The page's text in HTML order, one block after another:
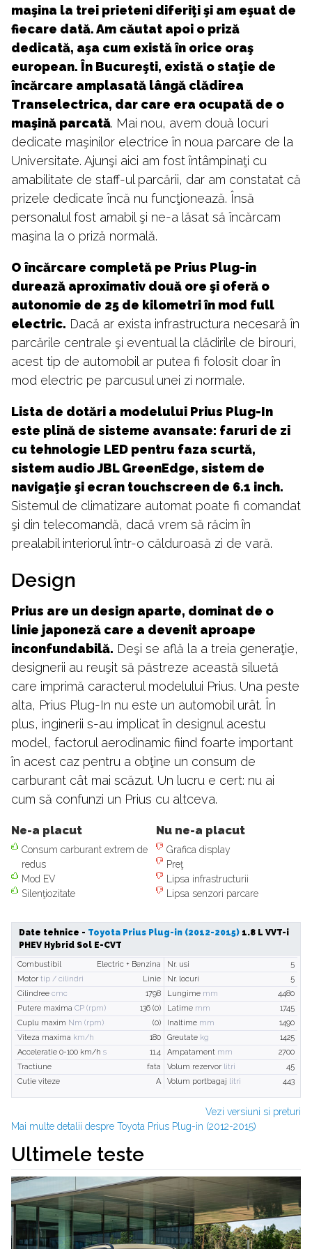
maşina la trei prieteni diferiţi şi am eşuat de
fiecare dată. Am căutat apoi o priză
dedicată, aşa cum există în orice oraş
european. În Bucureşti, există o staţie de
încărcare amplasată lângă clădirea
Transelectrica, dar care era ocupată de o
maşină parcată. Mai nou, avem două locuri
dedicate maşinilor electrice în noua parcare de la
Universitate. Ajunşi aici am fost întâmpinaţi cu
amabilitate de staff-ul parcării, dar am constatat că
prizele dedicate încă nu funcţionează. Însă
personalul fost amabil şi ne-a lăsat să încărcam
maşina la o priză normală.
O încărcare completă pe Prius Plug-in
durează aproximativ două ore şi oferă o
autonomie de 25 de kilometri în mod full
electric. Dacă ar exista infrastructura necesară în
parcările centrale şi eventual la clădirile de birouri,
acest tip de automobil ar putea fi folosit doar în
mod electric pe parcusul unei zi normale.
Lista de dotări a modelului Prius Plug-In
este plină de sisteme avansate: faruri de zi
cu tehnologie LED pentru faza scurtă,
sistem audio JBL GreenEdge, sistem de
navigaţie şi ecran touchscreen de 6.1 inch.
Sistemul de climatizare automat poate fi comandat
şi din telecomandă, dacă vrem să răcim în
prealabil interiorul într-o călduroasă zi de vară.
Design
Prius are un design aparte, dominat de o
linie japoneză care a devenit aproape
inconfundabilă. Deşi se află la a treia generaţie,
designerii au reuşit să păstreze această siluetă
care imprimă caracterul modelului Prius. Una peste
alta, Prius Plug-In nu este un automobil urât. În
plus, inginerii s-au implicat în designul acestu
model, factorul aerodinamic fiind foarte important
în acest caz pentru a obţine un consum de
carburant cât mai scăzut. Un lucru e cert: nu ai
cum să confunzi un Prius cu altceva.
Ne-a placut
Consum carburant extrem de
redus
Mod EV
Silenţiozitate
Nu ne-a placut
Grafica display
Preţ
Lipsa infrastructurii
Lipsa senzori parcare
Date tehnice - Toyota Prius Plug-in (2012-2015) 1.8 L VVT-i
PHEV Hybrid Sol E-CVT
Combustibil Electric + Benzina Nr. usi
5
Motor tip / cilindri Linie Nr. locuri
5
Cilindree cmc 1798 Lungime mm
4480
Putere maxima CP (rpm) 136 (0) Latime mm
1745
Cuplu maxim Nm (rpm) (0) Inaltime mm
1490
Viteza maxima km/h 180 Greutate kg
1425
Acceleratie 0-100 km/h s 11.4 Ampatament mm
2700
Tractiune
fata Volum rezervor litri
45
Cutie viteze
A Volum portbagaj litri 443
Vezi versiuni si preturi
Mai multe detalii despre Toyota Prius Plug-in (2012-2015)
Ultimele teste